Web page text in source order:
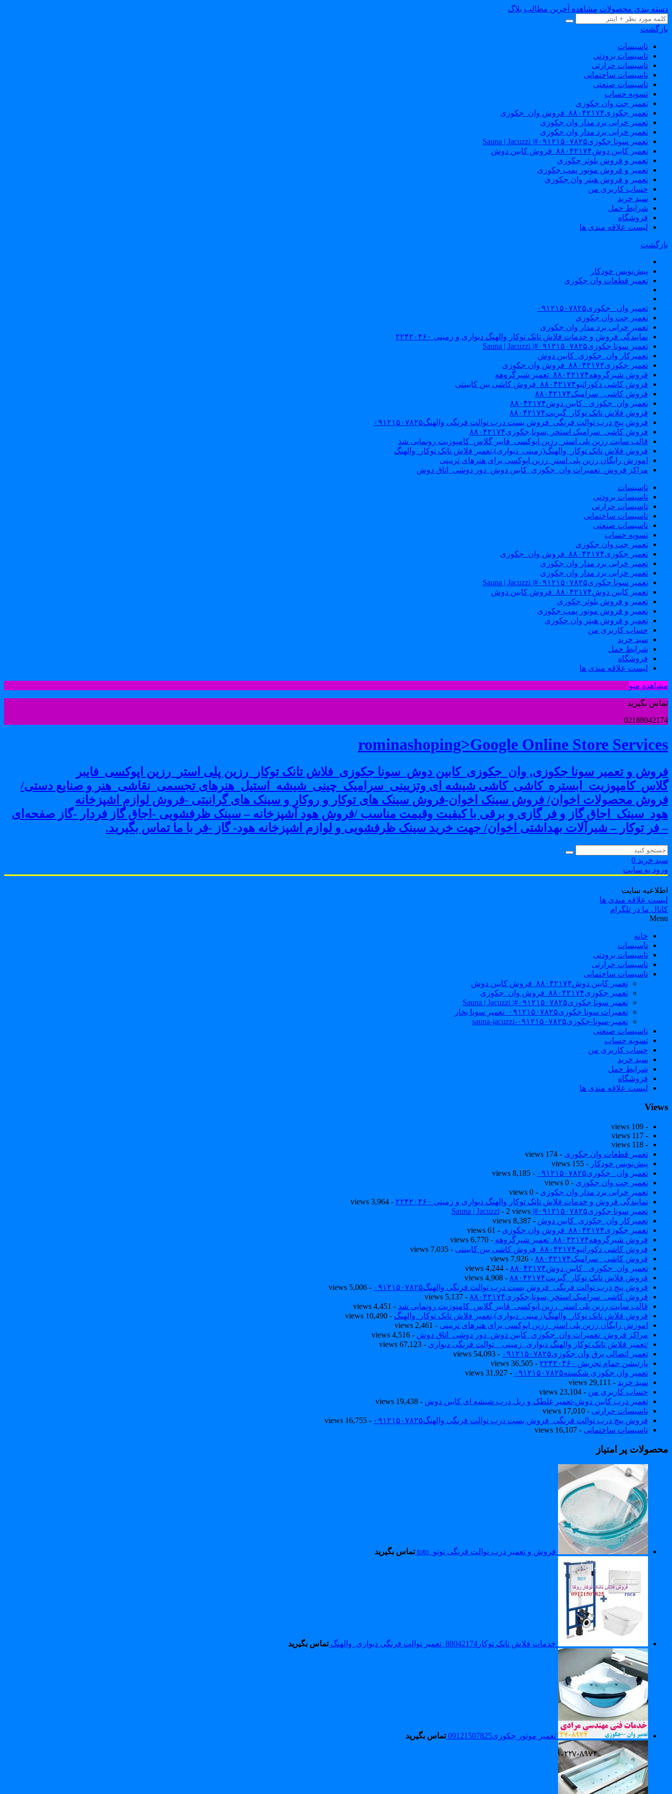
دسته بندی محصولات مشاهده آخرین مطالب بلاگ
بازگشت
تاسیسات
تاسیسات برودتی
تاسیسات حرارتی
تاسیسات ساختمانی
تاسیسات صنعتی
تسویه حساب
تعمیر جت وان جکوزی
تعمیر جکوزی۸۸۰۴۲۱۷۴_فروش وان_جکوزی
تعمیر خرابی برد مدار وان جکوزی
تعمیر خرابی برد مدار وان جکوزی
تعمیر سونا جکوزی۰۹۱۲۱۵۰۷۸۲۵#| Sauna | Jacuzzi
تعمیر کابین دوش۸۸۰۴۲۱۷۴_فروش کابین دوش
تعمیر و فروش بلوئر جکوزی
تعمیر و فروش موتور پمپ جکوزی
تعمیر و فروش هیتر وان جکوزی
حساب کاربری من
سبد خرید
شرایط حمل
فروشگاه
لیست علاقه مندی ها
بازگشت
پیش‌نویس خودکار
تعمیر قطعات وان جکوزی
تعمیر وان _جکوزی۰۹۱۲۱۵۰۷۸۲۵
تعمیر جت وان جکوزی
تعمیر خرابی برد مدار وان جکوزی
نمایندگی فروش و خدمات فلاش تانک توکار والهنگ دیواری و زمینی ۲۲۴۲۰۴۶۰
تعمیر سونا جکوزی۰۹۱۲۱۵۰۷۸۲۵#| Sauna | Jacuzzi
تعمیرکار وان_جکوزی_کابین دوش
تعمیر جکوزی۸۸۰۴۲۱۷۴_فروش وان جکوزی
فروش شیرگروهه۸۸۰۴۲۱۷۴_تعمیر شیرگروهه
فروش کاشی دکوراتیو۸۸۰۴۲۱۷۴_فروش کاشی بین کابینتی
فروش کاشی _سرامیک۸۸۰۴۲۱۷۴
تعمیر وان_جکوزی_ کابین دوش۸۸۰۴۲۱۷۴
فروش فلاش تانک توکار_گبریت۸۸۰۴۲۱۷۴
فروش پیچ درب توالت فرنگی_فروش بست درب توالت فرنگی والهنگ۰۹۱۲۱۵۰۷۸۲۵
فروش کاشی_سرامیک استخر ,سونا,جکوزی۸۸۰۴۲۱۷۴
قالب سایت رزین پلی استر_رزین اپوکسی_فایبر گلاس_کامپوزیت رونمایی شد
فروش فلاش تانک توکار_والهنگ(زمینی_دیواری),تعمیر فلاش تانک توکار_والهنگ
اموزش رایگان رزین پلی استر_رزین اپوکسی برای هنرهای تزیینی
مراکز فروش_تعمیرات وان_جکوزی_کابین دوش_دور دوشی_اتاق دوش
تاسیسات
تاسیسات برودتی
تاسیسات حرارتی
تاسیسات ساختمانی
تاسیسات صنعتی
تسویه حساب
تعمیر جت وان جکوزی
تعمیر جکوزی۸۸۰۴۲۱۷۴_فروش وان_جکوزی
تعمیر خرابی برد مدار وان جکوزی
تعمیر خرابی برد مدار وان جکوزی
تعمیر سونا جکوزی۰۹۱۲۱۵۰۷۸۲۵#| Sauna | Jacuzzi
تعمیر کابین دوش۸۸۰۴۲۱۷۴_فروش کابین دوش
تعمیر و فروش بلوئر جکوزی
تعمیر و فروش موتور پمپ جکوزی
تعمیر و فروش هیتر وان جکوزی
حساب کاربری من
سبد خرید
شرایط حمل
فروشگاه
لیست علاقه مندی ها
مشاهده منو
تماس بگیرید
02188042174
rominashoping>Google Online Store Services
فروش و تعمیر سونا جکوزی, وان_جکوزی_کابین دوش_سونا جکوزی_فلاش تانک توکار_رزین پلی استر_رزین اپوکسی_فایبر
گلاس_کامپوزیت_ابستره_کاشی_کاشی شیشه ای وتزیینی_سرامیک_چینی_شیشه_استیل_هنرهای تجسمی_نقاشی_هنر و صنایع دستی/
فروش محصولات اخوان/ فروش سینک اخوان-فروش سینک های توکار و روکار و سینک های گرانیتی -فروش لوازم اشپزخانه
هود_سینک_اجاق گاز و فر گازی و برقی با کیفیت وقیمت مناسب /فروش هود آشپزخانه – سینک ظرفشویی -اجاق گاز فردار -گاز صفحه‌ای
– فر توکار – شیرآلات بهداشتی اخوان/ جهت خرید سینک ظرفشویی و لوازم اشپزخانه هود- گاز -فر با ما تماس بگیرید.
سبد خرید 0
ورود به سایت
اطلاعیه سایت
لیست علاقه مندی ها
کانال ما در تلگرام
Menu
خانه
تاسیسات
تاسیسات برودتی
تاسیسات حرارتی
تاسیسات ساختمانی
تعمیر کابین دوش۸۸۰۴۲۱۷۴_فروش کابین دوش
تعمیر جکوزی۸۸۰۴۲۱۷۴_فروش وان_جکوزی
تعمیر سونا جکوزی۰۹۱۲۱۵۰۷۸۲۵#| Sauna | Jacuzzi
تعمیرات سونا جکوزی۰۹۱۲۱۵۰۷۸۲۵_تعمیر سونا بخار
تعمیر-سونا-جکوزی۰۹۱۲۱۵۰۷۸۲۵-sauna-jacuzzi
تاسیسات صنعتی
تسویه حساب
حساب کاربری من
سبد خرید
شرایط حمل
فروشگاه
لیست علاقه مندی ها
Views
- 109 views
- 117 views
- 118 views
تعمیر قطعات وان جکوزی - 174 views
پیش‌نویس خودکار - 155 views
تعمیر وان _جکوزی۰۹۱۲۱۵۰۷۸۲۵
- 8,185 views
تعمیر جت وان جکوزی - 0 views
تعمیر خرابی برد مدار وان جکوزی - 0 views
نمایندگی فروش و خدمات فلاش تانک توکار والهنگ دیواری و زمینی ۲۲۴۲۰۴۶۰
- 3,964 views
تعمیر سونا جکوزی۰۹۱۲۱۵۰۷۸۲۵#| Sauna | Jacuzzi
- 2 views
تعمیرکار وان_جکوزی_کابین دوش - 8,387 views
تعمیر جکوزی۸۸۰۴۲۱۷۴_فروش وان جکوزی
- 61 views
فروش شیرگروهه۸۸۰۴۲۱۷۴_تعمیر شیرگروهه
- 6,770 views
فروش کاشی دکوراتیو۸۸۰۴۲۱۷۴_فروش کاشی بین کابینتی
- 7,035 views
فروش کاشی _سرامیک۸۸۰۴۲۱۷۴
- 7,926 views
تعمیر وان_جکوزی_ کابین دوش۸۸۰۴۲۱۷۴
- 4,244 views
فروش فلاش تانک توکار_گبریت۸۸۰۴۲۱۷۴
- 4,908 views
فروش پیچ درب توالت فرنگی_فروش بست درب توالت فرنگی والهنگ۰۹۱۲۱۵۰۷۸۲۵
- 5,006 views
فروش کاشی_سرامیک استخر ,سونا,جکوزی۸۸۰۴۲۱۷۴
- 5,137 views
قالب سایت رزین پلی استر_رزین اپوکسی_فایبر گلاس_کامپوزیت رونمایی شد - 4,451 views
فروش فلاش تانک توکار_والهنگ(زمینی_دیواری),تعمیر فلاش تانک توکار_والهنگ - 10,490 views
اموزش رایگان رزین پلی استر_رزین اپوکسی برای هنرهای تزیینی - 2,461 views
مراکز فروش_تعمیرات وان_جکوزی_کابین دوش_دور دوشی_اتاق دوش - 4,516 views
/تعمیر فلاش تانک توکار والهنگ دیواری_زمینی _ توالت فرنگی دیواری - 67,123 views
تعمیر اتصالی برق وان جکوزی۰۹۱۲۱۵۰۷۸۲۵
- 54,093 views
پارتیشن حمام تجریش ۲۲۴۲۰۴۶۰
- 36,505 views
تعمیر وان جکوزی شکسته۰۹۱۲۱۵۰۷۸۲۵
- 31,927 views
سبد خرید - 29,111 views
حساب کاربری من - 23,104 views
تعمیر درب کابین دوش-تعمیر غلطک و ریل درب شیشه ای کابین دوش - 19,438 views
تاسیسات حرارتی - 17,010 views
فروش پیچ درب توالت فرنگی_فروش بست درب توالت فرنگی والهنگ۰۹۱۲۱۵۰۷۸۲۵
- 16,755 views
تاسیسات ساختمانی - 16,107 views
محصولات پر امتیاز
فروش و تعمیر درب توالت فرنگی توتو_toto تماس بگیرید
خدمات فلاش تانک توکار88042174_تعمیر توالت فرنگی دیواری_والهنگ تماس بگیرید
تعمیر موتور جکوزی09121507825 تماس بگیرید